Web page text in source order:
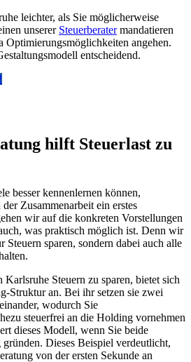
leichter, als Sie möglicherweise
unserer Steuerberatermandatieren
Optimierungsmöglichkeiten angehen.
entscheidend.
hilft Steuerlast zu
besser kennenlernen können,
Zusammenarbeit ein erstes
wir auf die konkreten Vorstellungen
was praktisch möglich ist. Denn wir
Steuern sparen, sondern dabei auch alle
Steuern zu sparen, bietet sich
Struktur an. Bei ihr setzen sie zwei
wodurch Sie
steuerfrei an die Holding vornehmen
dieses Modell, wenn Sie beide
Dieses Beispiel verdeutlicht,
von der ersten Sekunde an